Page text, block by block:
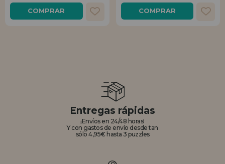
COMPRAR COMPRAR
Entregas rápidas
¡Envíos en 24/48 horas!
Y con gastos de envío desde tan
sólo 4,95€ hasta 3 puzzles